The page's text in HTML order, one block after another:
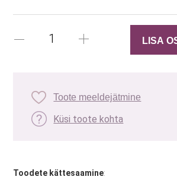
Toote meeldejätmine
Küsi toote kohta
Toodete kättesaamine: